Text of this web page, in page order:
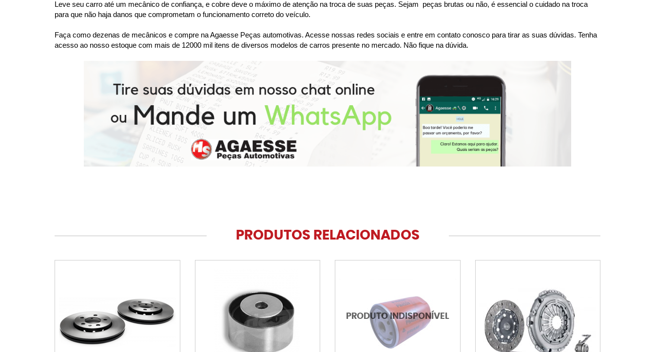
Leve seu carro até um mecânico de confiança, e cobre deve o máximo de atenção na troca de suas peças. Sejam  peças brutas ou não, é essencial o cuidado na troca
para que não haja danos que comprometam o funcionamento correto do veículo.
Faça como dezenas de mecânicos e compre na Agaesse Peças automotivas. Acesse nossas redes sociais e entre em contato conosco para tirar as suas dúvidas. Tenha
acesso ao nosso estoque com mais de 12000 mil itens de diversos modelos de carros presente no mercado. Não fique na dúvida.
PRODUTOS RELACIONADOS